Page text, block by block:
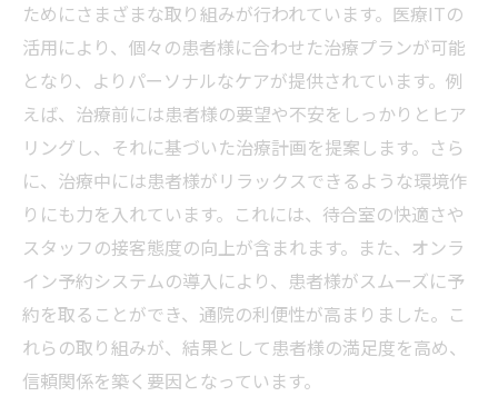
ためにさまざまな取り組みが行われています。医療ITの
活用により、個々の患者様に合わせた治療プランが可能
となり、よりパーソナルなケアが提供されています。例
えば、治療前には患者様の要望や不安をしっかりとヒア
リングし、それに基づいた治療計画を提案します。さら
に、治療中には患者様がリラックスできるような環境作
りにも力を入れています。これには、待合室の快適さや
スタッフの接客態度の向上が含まれます。また、オンラ
イン予約システムの導入により、患者様がスムーズに予
約を取ることができ、通院の利便性が高まりました。こ
れらの取り組みが、結果として患者様の満足度を高め、
信頼関係を築く要因となっています。